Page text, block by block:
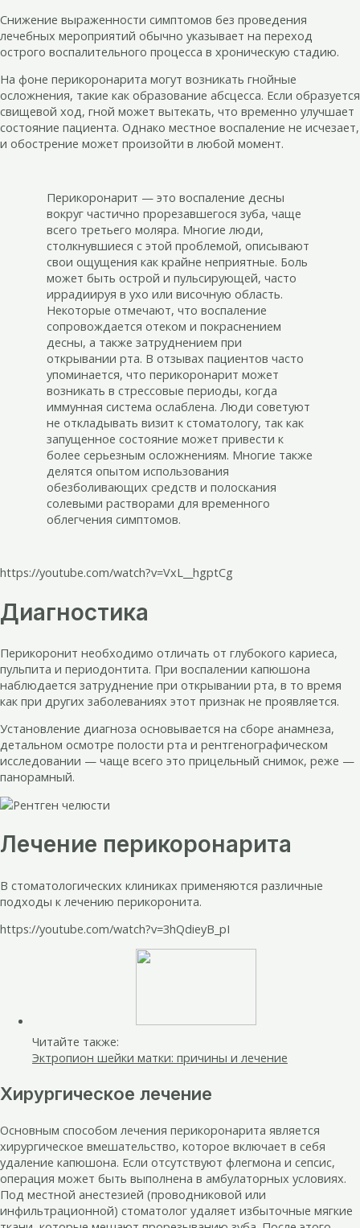
Снижение выраженности симптомов без проведения
лечебных мероприятий обычно указывает на переход
острого воспалительного процесса в хроническую стадию.
На фоне перикоронарита могут возникать гнойные
осложнения, такие как образование абсцесса. Если образуется
свищевой ход, гной может вытекать, что временно улучшает
состояние пациента. Однако местное воспаление не исчезает,
и обострение может произойти в любой момент.
Перикоронарит — это воспаление десны
вокруг частично прорезавшегося зуба, чаще
всего третьего моляра. Многие люди,
столкнувшиеся с этой проблемой, описывают
свои ощущения как крайне неприятные. Боль
может быть острой и пульсирующей, часто
иррадиируя в ухо или височную область.
Некоторые отмечают, что воспаление
сопровождается отеком и покраснением
десны, а также затруднением при
открывании рта. В отзывах пациентов часто
упоминается, что перикоронарит может
возникать в стрессовые периоды, когда
иммунная система ослаблена. Люди советуют
не откладывать визит к стоматологу, так как
запущенное состояние может привести к
более серьезным осложнениям. Многие также
делятся опытом использования
обезболивающих средств и полоскания
солевыми растворами для временного
облегчения симптомов.
https://youtube.com/watch?v=VxL__hgptCg
Диагностика
Перикоронит необходимо отличать от глубокого кариеса,
пульпита и периодонтита. При воспалении капюшона
наблюдается затруднение при открывании рта, в то время
как при других заболеваниях этот признак не проявляется.
Установление диагноза основывается на сборе анамнеза,
детальном осмотре полости рта и рентгенографическом
исследовании — чаще всего это прицельный снимок, реже —
панорамный.
Лечение перикоронарита
В стоматологических клиниках применяются различные
подходы к лечению перикоронита.
https://youtube.com/watch?v=3hQdieyB_pI
Читайте также:
Эктропион шейки матки: причины и лечение
Хирургическое лечение
Основным способом лечения перикоронарита является
хирургическое вмешательство, которое включает в себя
удаление капюшона. Если отсутствуют флегмона и сепсис,
операция может быть выполнена в амбулаторных условиях.
Под местной анестезией (проводниковой или
инфильтрационной) стоматолог удаляет избыточные мягкие